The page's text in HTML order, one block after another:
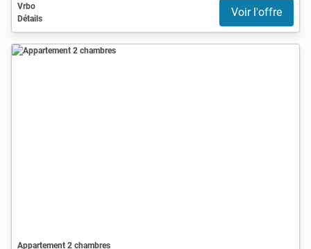
Vrbo
Détails
Voir l'offre
Appartement 2 chambres